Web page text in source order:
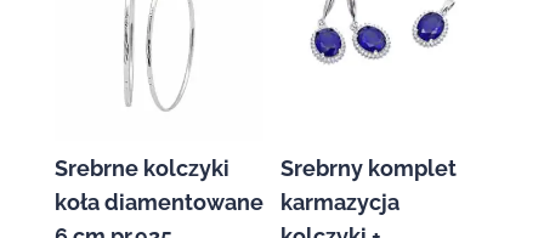
Srebrne kolczyki
koła diamentowane
Srebrny komplet
karmazycja